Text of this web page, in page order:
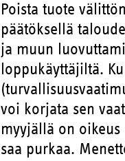
Poista tuote
päätöksellä
ja muun
loppukäyttäjiltä.
voi korjata sen
myyjällä on
saa purkaa.